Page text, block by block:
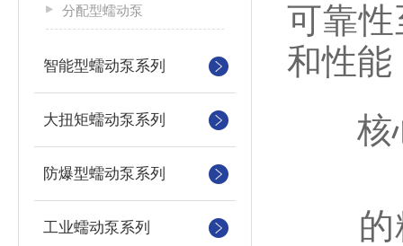
分配型蠕动泵
智能型蠕动泵系列
大扭矩蠕动泵系列
防爆型蠕动泵系列
工业蠕动泵系列
可靠
和性能
核心
的精